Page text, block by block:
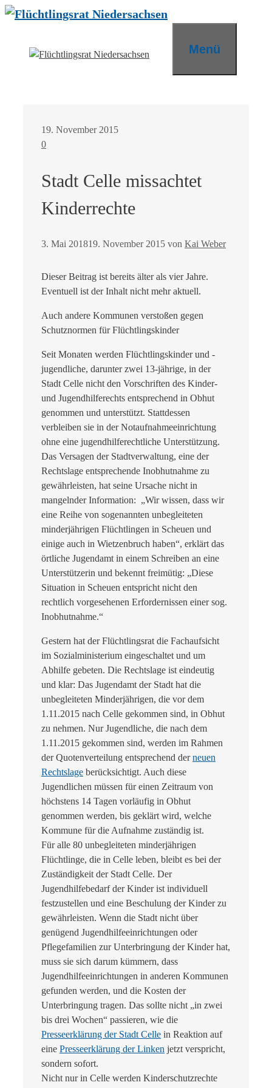
Zum
Menü
19. November 2015
0
Stadt Celle missachtet
Kinderrechte
3. Mai 201819. November 2015 von Kai Weber
Dieser Beitrag ist bereits älter als vier Jahre.
Eventuell ist der Inhalt nicht mehr aktuell.
Auch andere Kommunen verstoßen gegen
Schutznormen für Flüchtlingskinder
Seit Monaten werden Flüchtlingskinder und -
jugendliche, darunter zwei 13-jährige, in der
Stadt Celle nicht den Vorschriften des Kinder-
und Jugendhilferechts entsprechend in Obhut
genommen und unterstützt. Stattdessen
verbleiben sie in der Notaufnahmeeinrichtung
ohne eine jugendhilferechtliche Unterstützung.
Das Versagen der Stadtverwaltung, eine der
Rechtslage entsprechende Inobhutnahme zu
gewährleisten, hat seine Ursache nicht in
mangelnder Information: „Wir wissen, dass wir
eine Reihe von sogenannten unbegleiteten
minderjährigen Flüchtlingen in Scheuen und
einige auch in Wietzenbruch haben“, erklärt das
örtliche Jugendamt in einem Schreiben an eine
Unterstützerin und bekennt freimütig: „Diese
Situation in Scheuen entspricht nicht den
rechtlich vorgesehenen Erfordernissen einer sog.
Inobhutnahme.“
Gestern hat der Flüchtlingsrat die Fachaufsicht
im Sozialministerium eingeschaltet und um
Abhilfe gebeten. Die Rechtslage ist eindeutig
und klar: Das Jugendamt der Stadt hat die
unbegleiteten Minderjährigen, die vor dem
1.11.2015 nach Celle gekommen sind, in Obhut
zu nehmen. Nur Jugendliche, die nach dem
1.11.2015 gekommen sind, werden im Rahmen
der Quotenverteilung entsprechend derneuen
Rechtslage berücksichtigt. Auch diese
Jugendlichen müssen für einen Zeitraum von
höchstens 14 Tagen vorläufig in Obhut
genommen werden, bis geklärt wird, welche
Kommune für die Aufnahme zuständig ist.
Für alle 80 unbegleiteten minderjährigen
Flüchtlinge, die in Celle leben, bleibt es bei der
Zuständigkeit der Stadt Celle. Der
Jugendhilfebedarf der Kinder ist individuell
festzustellen und eine Beschulung der Kinder zu
gewährleisten. Wenn die Stadt nicht über
genügend Jugendhilfeeinrichtungen oder
Pflegefamilien zur Unterbringung der Kinder hat,
muss sie sich darum kümmern, dass
Jugendhilfeeinrichtungen in anderen Kommunen
gefunden werden, und die Kosten der
Unterbringung tragen. Das sollte nicht „in zwei
bis drei Wochen“ passieren, wie die
Presseerklärung der Stadt Celle in Reaktion auf
eine Presseerklärung der Linken jetzt verspricht,
sondern sofort.
Nicht nur in Celle werden Kinderschutzrechte